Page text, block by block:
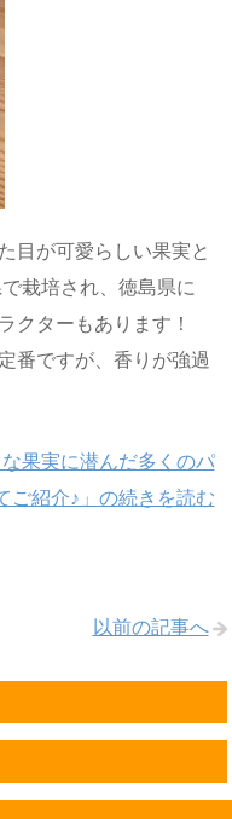
目が可愛らしい果実と
栽培され、徳島県に
クターもあります！
番ですが、香りが強過
果実に潜んだ多くのパ
ご紹介♪」の続きを読む
以前の記事へ